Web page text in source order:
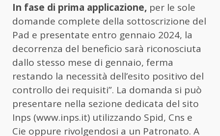
In fase di prima applicazione, per le sole
domande complete della sottoscrizione del
Pad e presentate entro gennaio 2024, la
decorrenza del beneficio sarà riconosciuta
dallo stesso mese di gennaio, ferma
restando la necessità dell’esito positivo del
controllo dei requisiti”. La domanda si può
presentare nella sezione dedicata del sito
Inps (www.inps.it) utilizzando Spid, Cns e
Cie oppure rivolgendosi a un Patronato. A